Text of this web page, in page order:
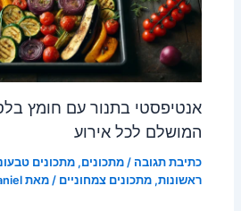
אנטיפסטי בתנור עם חומץ
המושלם לכל אירוע
כתיבת תגובה /מתכונים,מתכונים
ראשונות,מתכונים צמחוניים / מאת